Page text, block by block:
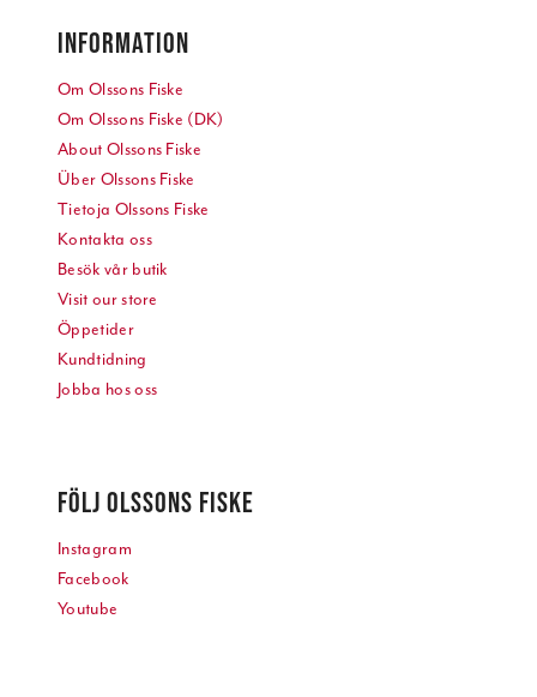
INFORMATION
Om Olssons Fiske
Om Olssons Fiske (DK)
About Olssons Fiske
Über Olssons Fiske
Tietoja Olssons Fiske
Kontakta oss
Besök vår butik
Visit our store
Öppetider
Kundtidning
Jobba hos oss
FÖLJ OLSSONS FISKE
Instagram
Facebook
Youtube